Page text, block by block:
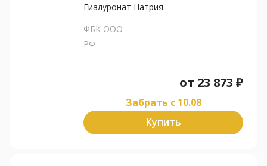
Гиалуронат Натрия
ФБК ООО
РФ
от 23 873 ₽
Забрать c 10.08
Купить